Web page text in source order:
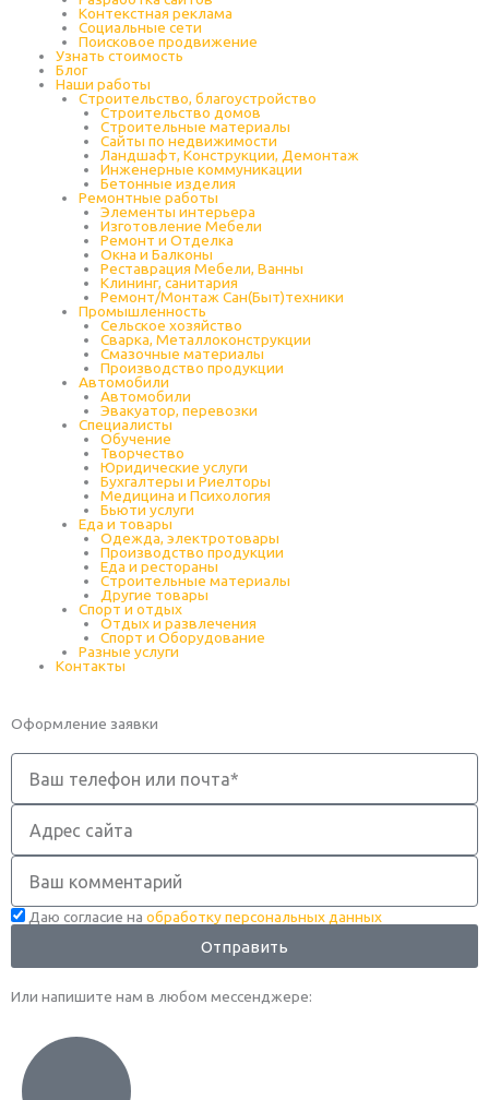
Контекстная реклама
Социальные сети
Поисковое продвижение
Узнать стоимость
Блог
Наши работы
Строительство, благоустройство
Строительство домов
Строительные материалы
Сайты по недвижимости
Ландшафт, Конструкции, Демонтаж
Инженерные коммуникации
Бетонные изделия
Ремонтные работы
Элементы интерьера
Изготовление Мебели
Ремонт и Отделка
Окна и Балконы
Реставрация Мебели, Ванны
Клининг, санитария
Ремонт/Монтаж Сан(Быт)техники
Промышленность
Cельское хозяйство
Сварка, Металлоконструкции
Cмазочные материалы
Производство продукции
Автомобили
Автомобили
Эвакуатор, перевозки
Специалисты
Обучение
Творчество
Юридические услуги
Бухгалтеры и Риелторы
Медицина и Психология
Бьюти услуги
Еда и товары
Одежда, электротовары
Производство продукции
Еда и рестораны
Строительные материалы
Другие товары
Спорт и отдых
Отдых и развлечения
Спорт и Оборудование
Разные услуги
Контакты
Оформление заявки
Телефон
Адрес
сайта
Комментарий
Даю согласие на обработку персональных данных
Отправить
Или напишите нам в любом месcенджере: